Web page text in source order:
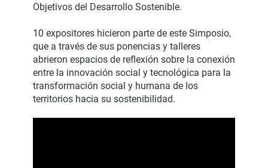
Objetivos del Desarrollo Sostenible.
10 expositores hicieron parte de este Simposio,
que a través de sus ponencias y talleres
abrieron espacios de reflexión sobre la conexión
entre la innovación social y tecnológica para la
transformación social y humana de los
territorios hacia su sostenibilidad.